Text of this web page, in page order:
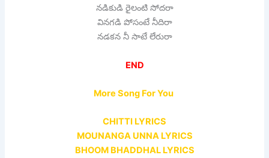
నడికుడి రైలంటి సోదరా
వినగడి పోసంటే నీదిరా
నడకన నీ సాటే లేరురా
END
More Song For You
CHITTI LYRICS
MOUNANGA UNNA LYRICS
BHOOM BHADDHAL LYRICS